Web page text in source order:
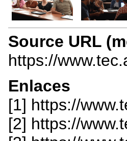
Source URL
https://
Enlaces
[1] https://
[2] https://